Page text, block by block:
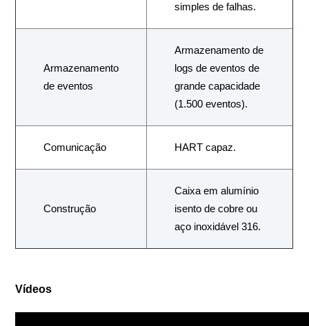
simples de falhas.
Armazenamento
de eventos
Armazenamento de
logs de eventos de
grande capacidade
(1.500 eventos).
Comunicação HART capaz.
Construção
Caixa em alumínio
isento de cobre ou
aço inoxidável 316.
Vídeos